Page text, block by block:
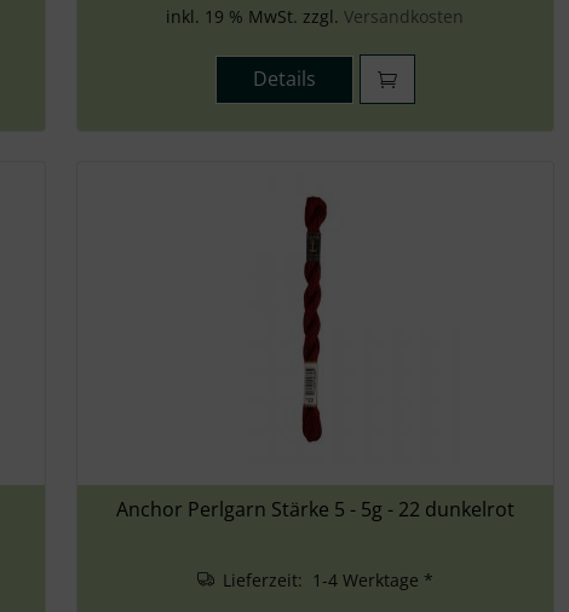
inkl. 19 % MwSt. zzgl.Versandkosten
Details
Anchor Perlgarn Stärke 5 - 5g - 22 dunkelrot
Lieferzeit: 1-4 Werktage *